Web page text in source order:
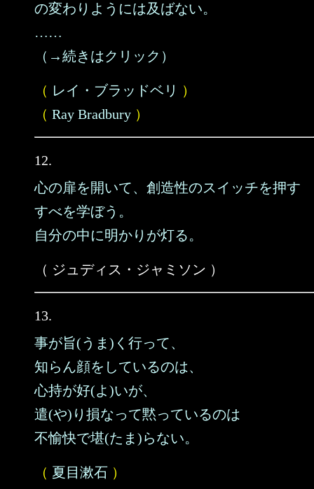
の変わりようには及ばない。
……
（→続きはクリック）
（ レイ・ブラッドベリ ）
（ Ray Bradbury ）
12.
心の扉を開いて、創造性のスイッチを押す
すべを学ぼう。
自分の中に明かりが灯る。
（ ジュディス・ジャミソン ）
13.
事が旨(うま)く行って、
知らん顔をしているのは、
心持が好(よ)いが、
遣(や)り損なって黙っているのは
不愉快で堪(たま)らない。
（ 夏目漱石 ）